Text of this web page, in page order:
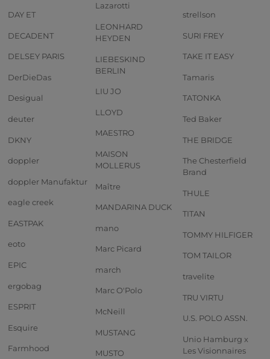
DAY ET
DECADENT
DELSEY PARIS
DerDieDas
Desigual
deuter
DKNY
doppler
doppler Manufaktur
eagle creek
EASTPAK
eoto
EPIC
ergobag
ESPRIT
Esquire
Farmhood
Lazarotti
LEONHARD
HEYDEN
LIEBESKIND
BERLIN
LIU JO
LLOYD
MAESTRO
MAISON
MOLLERUS
Maître
MANDARINA DUCK
mano
Marc Picard
march
Marc O'Polo
McNeill
MUSTANG
MUSTO
strellson
SURI FREY
TAKE IT EASY
Tamaris
TATONKA
Ted Baker
THE BRIDGE
The Chesterfield
Brand
THULE
TITAN
TOMMY HILFIGER
TOM TAILOR
travelite
TRU VIRTU
U.S. POLO ASSN.
Unio Hamburg x
Les Visionnaires